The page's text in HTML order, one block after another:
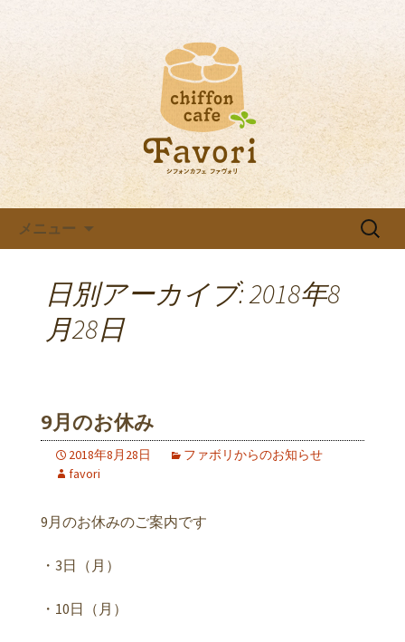
八田のカフェ【ファボリ】 の
ブログ
メニュー
検
日別アーカイブ: 2018年8
月28日
9月のお休み
2018年8月28日
ファボリからのお知らせ
favori
9月のお休みのご案内です
・3日（月）
・10日（月）